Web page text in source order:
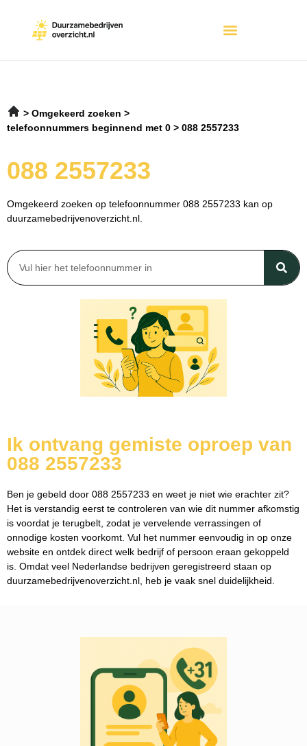
Omgekeerd zoeken
telefoonnummers beginnend met 0
088 2557233
088 2557233
Omgekeerd zoeken op telefoonnummer 088 2557233 kan op
duurzamebedrijvenoverzicht.nl.
Ik ontvang gemiste oproep van
088 2557233
Ben je gebeld door 088 2557233 en weet je niet wie erachter zit?
Het is verstandig eerst te controleren van wie dit nummer afkomstig
is voordat je terugbelt, zodat je vervelende verrassingen of
onnodige kosten voorkomt. Vul het nummer eenvoudig in op onze
website en ontdek direct welk bedrijf of persoon eraan gekoppeld
is. Omdat veel Nederlandse bedrijven geregistreerd staan op
duurzamebedrijvenoverzicht.nl, heb je vaak snel duidelijkheid.